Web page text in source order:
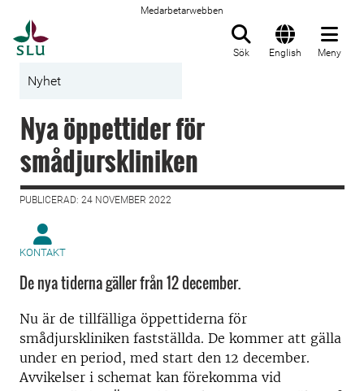
Medarbetarwebben
Sök English Meny
Nyhet
Nya öppettider för
smådjurskliniken
PUBLICERAD: 24 NOVEMBER 2022
KONTAKT
De nya tiderna gäller från 12 december.
Nu är de tillfälliga öppettiderna för
smådjurskliniken fastställda. De kommer att gälla
under en period, med start den 12 december.
Avvikelser i schemat kan förekomma vid